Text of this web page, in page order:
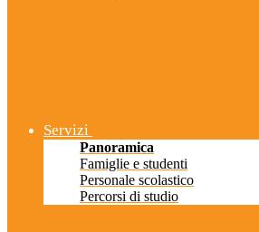
Servizi
Panoramica
Famiglie e studenti
Personale scolastico
Percorsi di studio